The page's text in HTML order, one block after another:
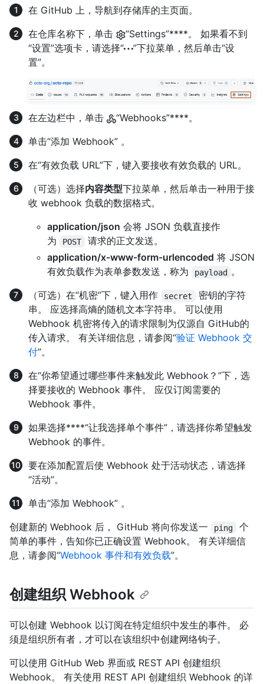
在 GitHub 上，导航到存储库的主页面。
在仓库名称下，单击
“Settings”****。 如果看不到
“设置”选项卡，请选择“
”下拉菜单，然后单击“设
置”。
在左边栏中，单击
“Webhooks”****。
单击“添加 Webhook” 。
在“有效负载 URL”下，键入要接收有效负载的 URL。
（可选）选择内容类型下拉菜单，然后单击一种用于接
收 webhook 负载的数据格式。
application/json 会将 JSON 负载直接作
为
POST
请求的正文发送。
application/x-www-form-urlencoded 将 JSON
有效负载作为表单参数发送，称为
payload 。
（可选）在“机密”下，键入用作
secret
密钥的字符
串。 应选择高熵的随机文本字符串。 可以使用
Webhook 机密将传入的请求限制为仅源自 GitHub的
传入请求。 有关详细信息，请参阅“验证 Webhook 交
付”。
在“你希望通过哪些事件来触发此 Webhook？”下，选
择要接收的 Webhook 事件。 应仅订阅需要的
Webhook 事件。
如果选择****“让我选择单个事件”，请选择你希望触发
Webhook 的事件。
要在添加配置后使 Webhook 处于活动状态，请选择
“活动”。
单击“添加 Webhook” 。
创建新的 Webhook 后， GitHub 将向你发送一
ping
个
简单的事件，告知你已正确设置 Webhook。 有关详细信
息，请参阅“Webhook 事件和有效负载”。
创建组织 Webhook
可以创建 Webhook 以订阅在特定组织中发生的事件。 必
须是组织所有者，才可以在该组织中创建网络钩子。
可以使用 GitHub Web 界面或 REST API 创建组织
Webhook。 有关使用 REST API 创建组织 Webhook 的详